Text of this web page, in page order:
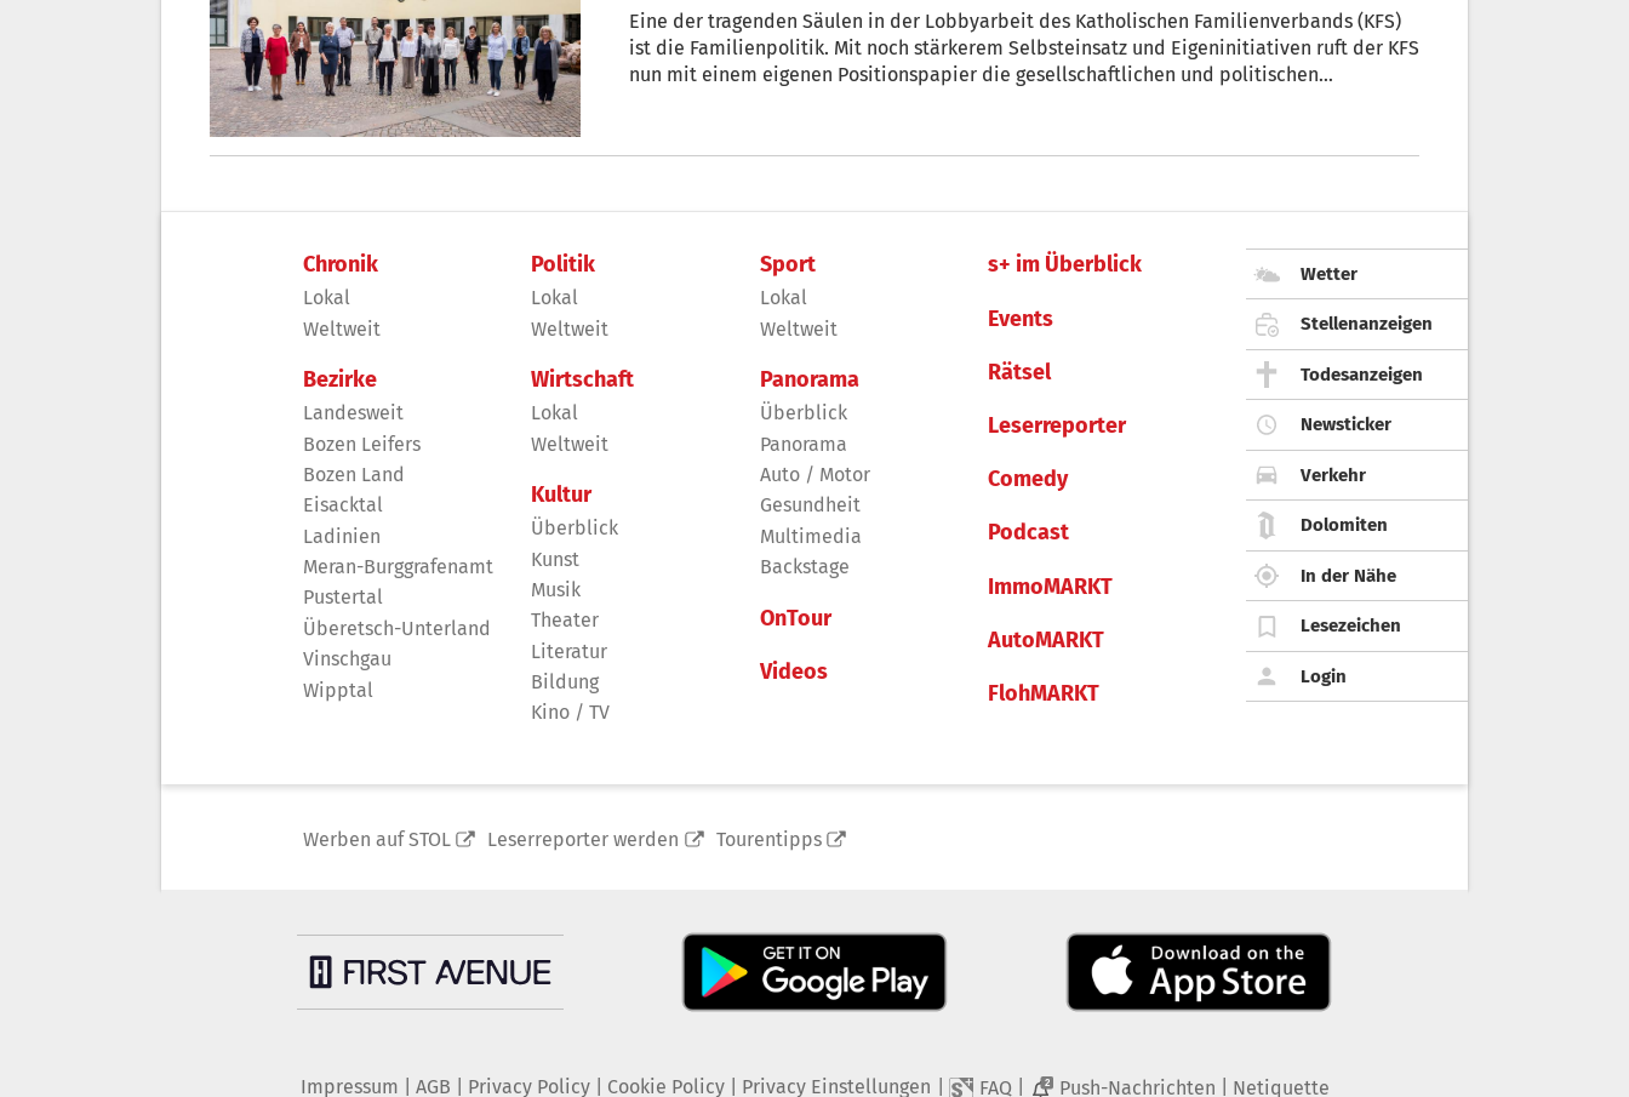
Eine der tragenden Säulen in der Lobbyarbeit des Katholischen Familienverbands (KFS)
ist die Familienpolitik. Mit noch stärkerem Selbsteinsatz und Eigeninitiativen ruft der KFS
nun mit einem eigenen Positionspapier die gesellschaftlichen und politischen
Chronik
Lokal
Weltweit
Bezirke
Landesweit
Bozen Leifers
Bozen Land
Eisacktal
Ladinien
Meran-Burggrafenamt
Pustertal
Überetsch-Unterland
Vinschgau
Wipptal
Politik
Lokal
Weltweit
Wirtschaft
Lokal
Weltweit
Kultur
Überblick
Kunst
Musik
Theater
Literatur
Bildung
Kino / TV
Sport
Lokal
Weltweit
Panorama
Überblick
Panorama
Auto / Motor
Gesundheit
Multimedia
Backstage
OnTour
Videos
s+ im Überblick
Events
Rätsel
Leserreporter
Comedy
Podcast
ImmoMARKT
AutoMARKT
FlohMARKT
Wetter
Stellenanzeigen
Todesanzeigen
Newsticker
Verkehr
Dolomiten
In der Nähe
Lesezeichen
Login
Werben auf STOL Leserreporter werden Tourentipps
Impressum AGB Privacy Policy| Cookie Policy| Privacy Einstellungen FAQ 2 Push-Nachrichten Netiquette